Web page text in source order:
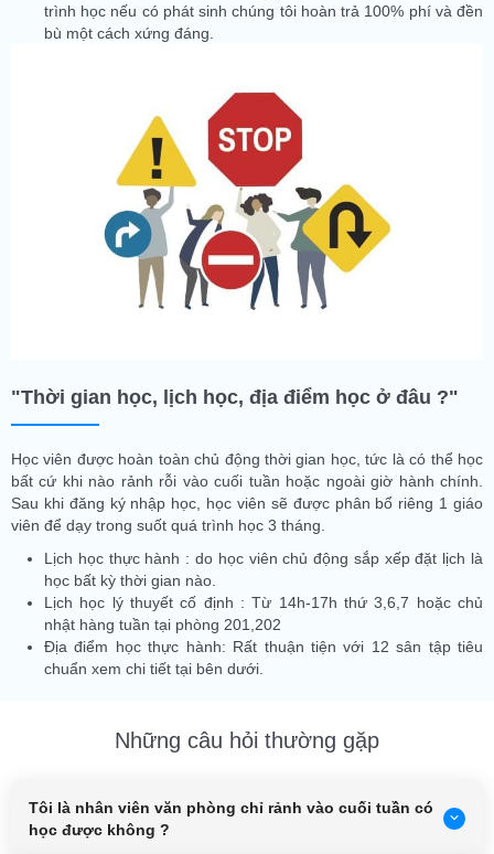
trình học nếu có phát sinh chúng tôi hoàn trả 100% phí và đền
bù một cách xứng đáng.
"Thời gian học, lịch học, địa điểm học ở đâu ?"
Học viên được hoàn toàn chủ động thời gian học, tức là có thể học
bất cứ khi nào rảnh rỗi vào cuối tuần hoặc ngoài giờ hành chính.
Sau khi đăng ký nhập học, học viên sẽ được phân bổ riêng 1 giáo
viên để dạy trong suốt quá trình học 3 tháng.
Lịch học thực hành : do học viên chủ động sắp xếp đặt lịch là
học bất kỳ thời gian nào.
Lịch học lý thuyết cố định : Từ 14h-17h thứ 3,6,7 hoặc chủ
nhật hàng tuần tại phòng 201,202
Địa điểm học thực hành: Rất thuận tiện với 12 sân tập tiêu
chuẩn xem chi tiết tại bên dưới.
Những câu hỏi thường gặp
Tôi là nhân viên văn phòng chỉ rảnh vào cuối tuần có
học được không ?